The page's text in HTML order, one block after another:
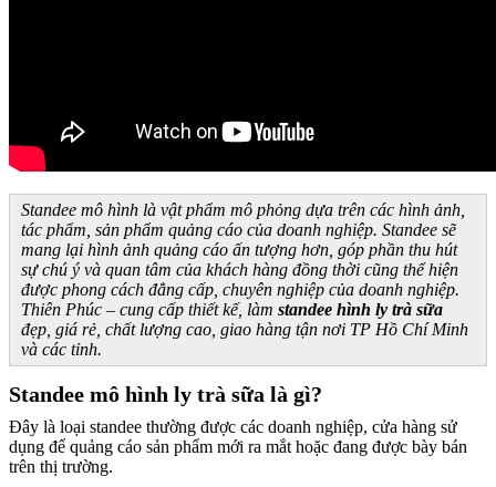
Standee mô hình là vật phẩm mô phỏng dựa trên các hình ảnh,
tác phẩm, sản phẩm quảng cáo của doanh nghiệp. Standee sẽ
mang lại hình ảnh quảng cáo ấn tượng hơn, góp phần thu hút
sự chú ý và quan tâm của khách hàng đồng thời cũng thể hiện
được phong cách đẳng cấp, chuyên nghiệp của doanh nghiệp.
Thiên Phúc – cung cấp thiết kế, làm standee hình ly trà sữa
đẹp, giá rẻ, chất lượng cao, giao hàng tận nơi TP Hồ Chí Minh
và các tỉnh.
Standee mô hình ly trà sữa là gì?
Đây là loại standee thường được các doanh nghiệp, cửa hàng sử
dụng để quảng cáo sản phẩm mới ra mắt hoặc đang được bày bán
trên thị trường.